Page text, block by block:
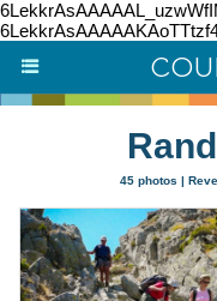
45 photos |